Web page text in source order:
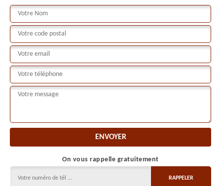
On vous rappelle gratuitement